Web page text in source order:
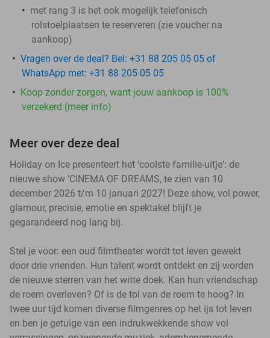
met rang 3 is het ook mogelijk telefonisch
rolstoelplaatsen te reserveren (zie voucher na
aankoop)
Vragen over de deal? Bel: +31 88 205 05 05 of
WhatsApp met: +31 88 205 05 05
Koop zonder zorgen, want jouw aankoop is 100%
verzekerd (meer info)
Meer over deze deal
Holiday on Ice presenteert het 'coolste familie-uitje': de
nieuwe show 'CINEMA OF DREAMS, te zien van 10
december 2026 t/m 10 januari 2027! Deze show, vol power,
glamour, precisie, emotie en spektakel blijft je
gegarandeerd nog lang bij.
Stel je voor: een oud filmtheater wordt tot leven gewekt
door drie vrienden. Hun talent wordt ontdekt en zij worden
de nieuwe sterren van het witte doek. Kan hun vriendschap
de roem overleven? Of is de tol van de roem te hoog? In
twee uur tijd komen diverse filmgenres op het ijs tot leven
en ben je getuige van een indrukwekkende show vol